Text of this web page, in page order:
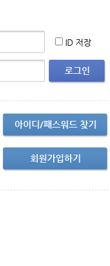
로그인
ID 저장
아이디/패스워드 찾기
회원가입하기